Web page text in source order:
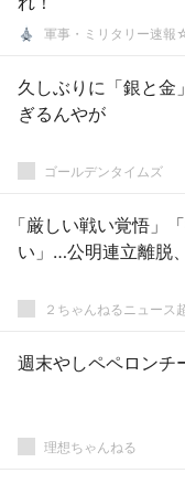
軍事・ミリタリー速報
久しぶりに「銀と金
ぎるんやが
ゴールデンタイムズ
「厳しい戦い覚悟」
い」…公明連立離脱
２ちゃんねるニュース
週末やしペペロンチ
理想ちゃんねる